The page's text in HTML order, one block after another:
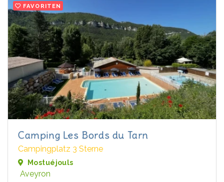
FAVORITEN
Camping Les Bords du Tarn
Campingplatz 3 Sterne
Mostuéjouls
Aveyron